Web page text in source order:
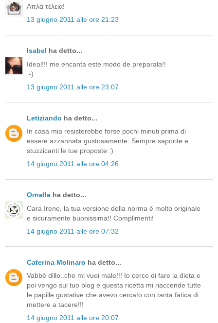
Απλά τέλεια!
13 giugno 2011 alle ore 21:23
Isabel ha detto...
Ideal!!! me encanta este modo de preparala!!
;-)
13 giugno 2011 alle ore 23:07
Letiziando ha detto...
In casa mia resisterebbe forse pochi minuti prima di
essere azzannata gustosamente. Sempre saporite e
stuzzicanti le tue proposte :)
14 giugno 2011 alle ore 04:26
Ornella ha detto...
Cara Irene, la tua versione della norma è molto originale
e sicuramente buonissima!! Complimenti!
14 giugno 2011 alle ore 07:32
Caterina Molinaro ha detto...
Vabbè dillo..che mi vuoi male!!! Io cerco di fare la dieta e
poi vengo sul tuo blog e questa ricetta mi riaccende tutte
le papille gustative che avevo cercato con tanta fatica di
mettere a tacere!!!
14 giugno 2011 alle ore 20:07